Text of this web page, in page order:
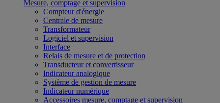
Mesure, comptage et supervision
Compteur d'énergie
Centrale de mesure
Transformateur
Logiciel et supervision
Interface
Relais de mesure et de protection
Transducteur et convertisseur
Indicateur analogique
Système de gestion de mesure
Indicateur numérique
Accessoires mesure, comptage et supervision